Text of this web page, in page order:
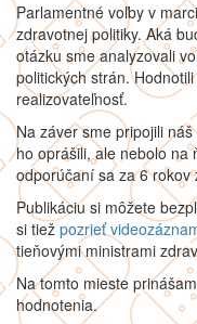
Parlamentné voľby v
zdravotnej politiky. Aká
otázku sme analyzovali
politických strán.
realizovateľnosť.
Na záver sme pripojili
ho oprášili, ale nebolo na
odporúčaní sa za 6 rokov
Publikáciu si môžete
si tiež pozrieť
tieňovými ministrami
Na tomto mieste
hodnotenia.